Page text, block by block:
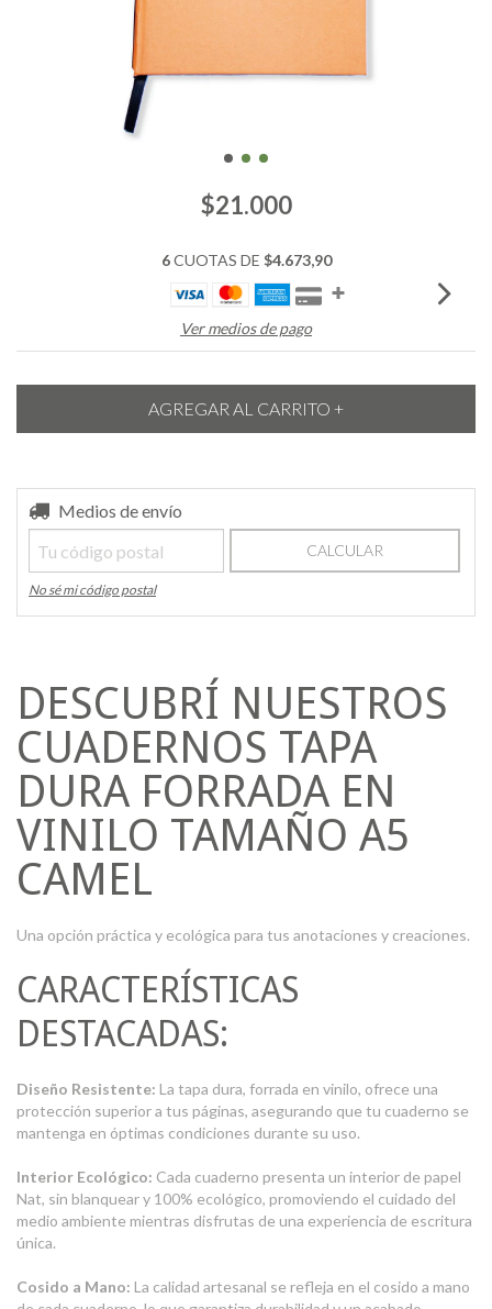
$21.000
6CUOTAS DE $4.673,90
Ver medios de pago
Entregas para el CP:
Medios de envío
CALCULAR
No sé mi código postal
DESCUBRÍ NUESTROS
CUADERNOS TAPA
DURA FORRADA EN
VINILO TAMAÑO A5
CAMEL
Una opción práctica y ecológica para tus anotaciones y creaciones.
CARACTERÍSTICAS
DESTACADAS:
Diseño Resistente: La tapa dura, forrada en vinilo, ofrece una
protección superior a tus páginas, asegurando que tu cuaderno se
mantenga en óptimas condiciones durante su uso.
Interior Ecológico: Cada cuaderno presenta un interior de papel
Nat, sin blanquear y 100% ecológico, promoviendo el cuidado del
medio ambiente mientras disfrutas de una experiencia de escritura
única.
Cosido a Mano: La calidad artesanal se refleja en el cosido a mano